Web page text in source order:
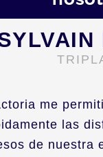
me
las
de nuestra